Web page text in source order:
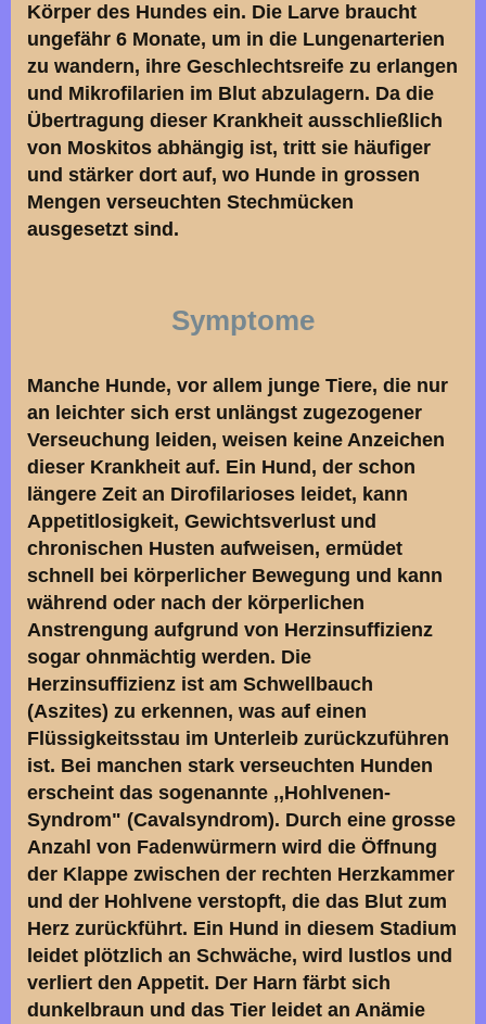
Körper des Hundes ein. Die Larve braucht
ungefähr 6 Monate, um in die Lungenarterien
zu wandern, ihre Geschlechtsreife zu erlangen
und Mikrofilarien im Blut abzulagern. Da die
Übertragung dieser Krankheit ausschließlich
von Moskitos abhängig ist, tritt sie häufiger
und stärker dort auf, wo Hunde in grossen
Mengen verseuchten Stechmücken
ausgesetzt sind.
Symptome
Manche Hunde, vor allem junge Tiere, die nur
an leichter sich erst unlängst zugezogener
Verseuchung leiden, weisen keine Anzeichen
dieser Krankheit auf. Ein Hund, der schon
längere Zeit an Dirofilarioses leidet, kann
Appetitlosigkeit, Gewichtsverlust und
chronischen Husten aufweisen, ermüdet
schnell bei körperlicher Bewegung und kann
während oder nach der körperlichen
Anstrengung aufgrund von Herzinsuffizienz
sogar ohnmächtig werden. Die
Herzinsuffizienz ist am Schwellbauch
(Aszites) zu erkennen, was auf einen
Flüssigkeitsstau im Unterleib zurückzuführen
ist. Bei manchen stark verseuchten Hunden
erscheint das sogenannte ,,Hohlvenen-
Syndrom" (Cavalsyndrom). Durch eine grosse
Anzahl von Fadenwürmern wird die Öffnung
der Klappe zwischen der rechten Herzkammer
und der Hohlvene verstopft, die das Blut zum
Herz zurückführt. Ein Hund in diesem Stadium
leidet plötzlich an Schwäche, wird lustlos und
verliert den Appetit. Der Harn färbt sich
dunkelbraun und das Tier leidet an Anämie